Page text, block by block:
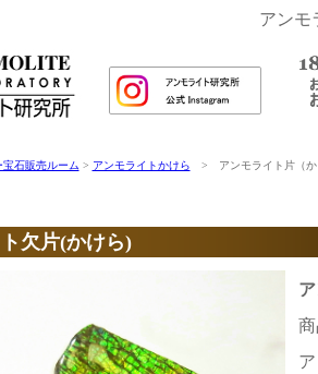
アンモ
石販売ルーム > アンモライトかけら > アンモライト片（か
欠片(かけら)